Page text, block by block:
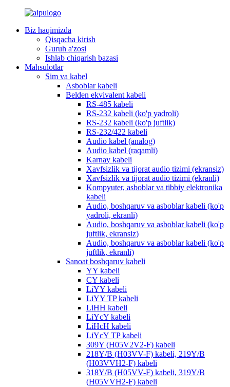
Biz haqimizda
Qisqacha kirish
Guruh a'zosi
Ishlab chiqarish bazasi
Mahsulotlar
Sim va kabel
Asboblar kabeli
Belden ekvivalent kabeli
RS-485 kabeli
RS-232 kabeli (ko'p yadroli)
RS-232 kabeli (ko'p juftlik)
RS-232/422 kabeli
Audio kabel (analog)
Audio kabel (raqamli)
Karnay kabeli
Xavfsizlik va tijorat audio tizimi (ekransiz)
Xavfsizlik va tijorat audio tizimi (ekranli)
Kompyuter, asboblar va tibbiy elektronika
kabeli
Audio, boshqaruv va asboblar kabeli (ko'p
yadroli, ekranli)
Audio, boshqaruv va asboblar kabeli (ko'p
juftlik, ekransiz)
Audio, boshqaruv va asboblar kabeli (ko'p
juftlik, ekranli)
Sanoat boshqaruv kabeli
YY kabeli
CY kabeli
LiYY kabeli
LiYY TP kabeli
LiHH kabeli
LiYcY kabeli
LiHcH kabeli
LiYcY TP kabeli
309Y (H05V2V2-F) kabeli
218Y/B (H03VV-F) kabeli, 219Y/B
(H03VVH2-F) kabeli
318Y/B (H05VV-F) kabeli, 319Y/B
(H05VVH2-F) kabeli